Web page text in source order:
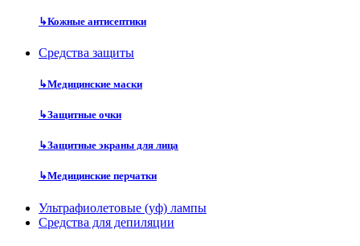
↳Кожные антисептики
Средства защиты
↳Медицинские маски
↳Защитные очки
↳Защитные экраны для лица
↳Медицинские перчатки
Ультрафиолетовые (уф) лампы
Средства для депиляции